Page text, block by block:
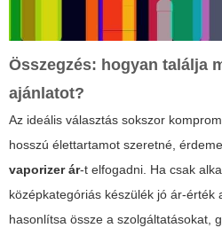
Összegzés: hogyan találja
ajánlatot?
Az ideális választás sokszor
hosszú élettartamot szeretné,
vaporizer ár-t elfogadni. Ha csak
középkategóriás készülék jó ár-érték
hasonlítsa össze a szolgáltatásokat,